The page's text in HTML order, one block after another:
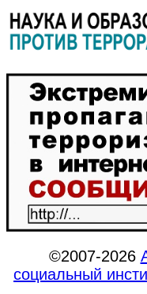
©2007-2026
социальный